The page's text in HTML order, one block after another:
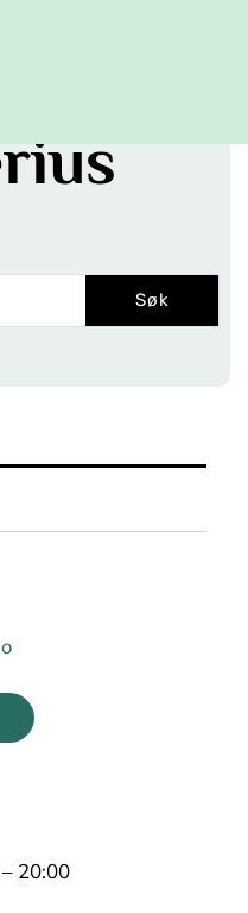
Søk
20:00